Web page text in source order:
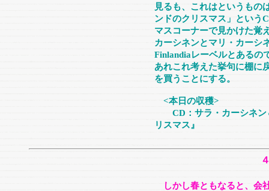
見るも、これはというもの
ンドのクリスマス」という
マスコーナーで見かけた覚
カーシネンとマリ・カーシ
Finlandiaレーベルとあるの
あれこれ考えた挙句に棚に
を買うことにする。
<本日の収穫>
CD：サラ・カーシネン
リスマス』
しかし春ともなると、会